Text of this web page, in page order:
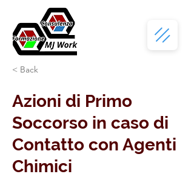
< Back
Azioni di Primo
Soccorso in caso di
Contatto con Agenti
Chimici